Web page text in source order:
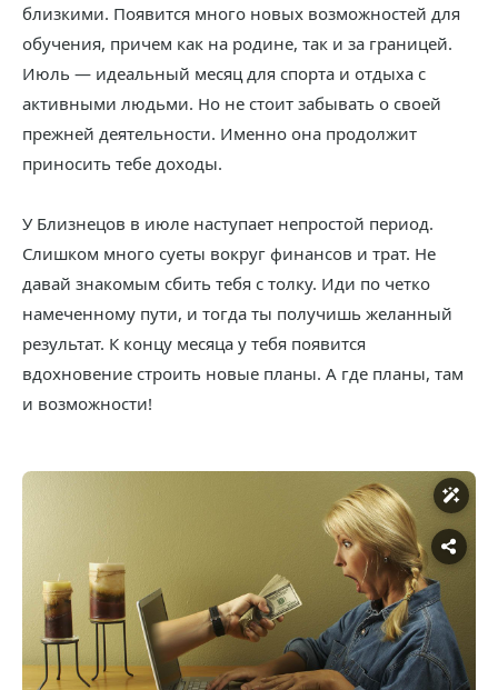
близкими. Появится много новых возможностей для
обучения, причем как на родине, так и за границей.
Июль — идеальный месяц для спорта и отдыха с
активными людьми. Но не стоит забывать о своей
прежней деятельности. Именно она продолжит
приносить тебе доходы.
У Близнецов в июле наступает непростой период.
Слишком много суеты вокруг финансов и трат. Не
давай знакомым сбить тебя с толку. Иди по четко
намеченному пути, и тогда ты получишь желанный
результат. К концу месяца у тебя появится
вдохновение строить новые планы. А где планы, там
и возможности!